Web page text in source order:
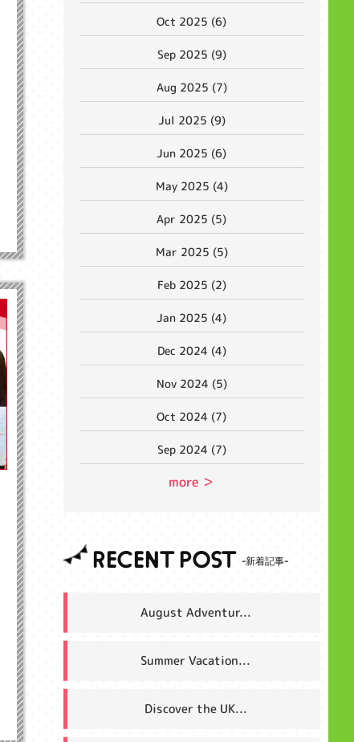
Oct 2025 (6)
Sep 2025 (9)
Aug 2025 (7)
Jul 2025 (9)
Jun 2025 (6)
May 2025 (4)
Apr 2025 (5)
Mar 2025 (5)
Feb 2025 (2)
Jan 2025 (4)
Dec 2024 (4)
Nov 2024 (5)
Oct 2024 (7)
Sep 2024 (7)
more ＞
RECENT POST
August Adventur...
Summer Vacation...
Discover the UK...